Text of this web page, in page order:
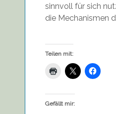
sinnvoll für sich
die Mechanismen
Teilen mit:
Gefällt mir: